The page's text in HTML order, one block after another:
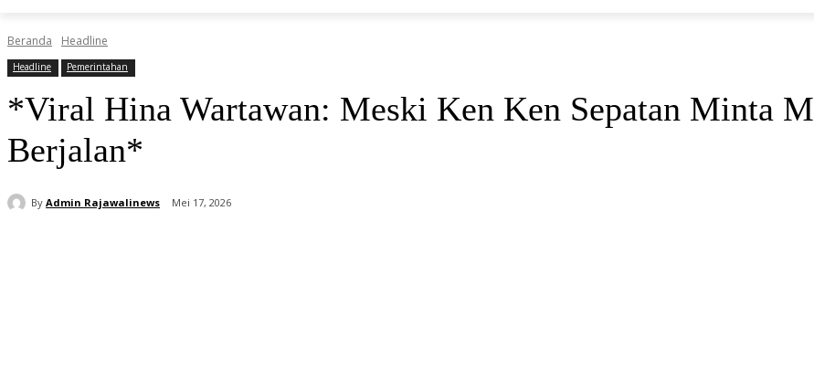
Beranda Headline
Headline Pemerintahan
*Viral Hina Wartawan: Meski Ken Ken Sepatan Minta
Berjalan*
By Admin Rajawalinews Mei 17, 2026